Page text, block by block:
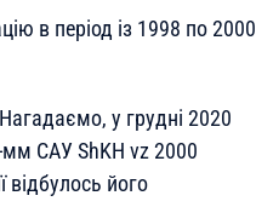
в період із 1998 по 2000
у грудні 2020
мм САУ ShKH vz 2000
відбулось його